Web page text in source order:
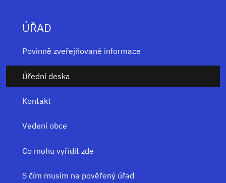
ÚŘAD
Povinně zveřejňované informace
Úřední deska
Kontakt
Vedení obce
Co mohu vyřídit zde
S čím musím na pověřený úřad